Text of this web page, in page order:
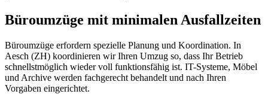
Büroumzüge mit minimalen Ausfallzeiten
Büroumzüge erfordern spezielle Planung und Koordination. In
Aesch (ZH) koordinieren wir Ihren Umzug so, dass Ihr Betrieb
schnellstmöglich wieder voll funktionsfähig ist. IT-Systeme, Möbel
und Archive werden fachgerecht behandelt und nach Ihren
Vorgaben eingerichtet.